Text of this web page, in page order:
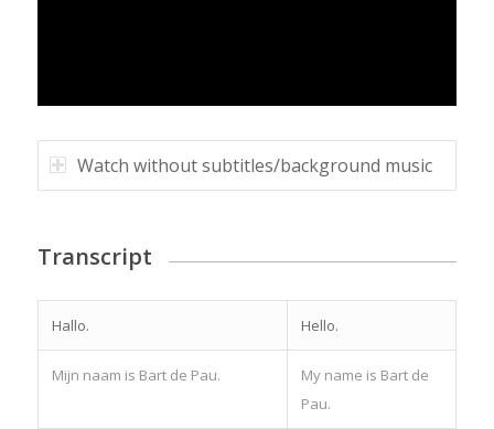
Watch without subtitles/background music
Transcript
Hallo. Hello.
Mijn naam is Bart de Pau.
My name is Bart de
Pau.